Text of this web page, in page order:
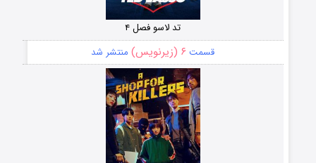
تد لاسو فصل ۴
قسمت ۶ (زیرنویس) منتشر شد